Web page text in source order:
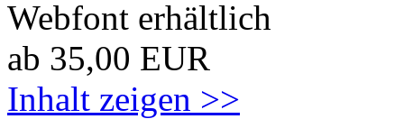
Webfont erhältlich
ab 35,00 EUR
Inhalt zeigen >>